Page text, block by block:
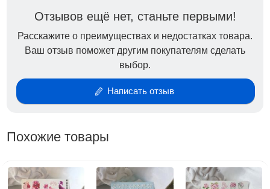
Отзывов ещё нет, станьте первыми!
Расскажите о преимуществах и недостатках товара.
Ваш отзыв поможет другим покупателям сделать
выбор.
Написать отзыв
Похожие товары